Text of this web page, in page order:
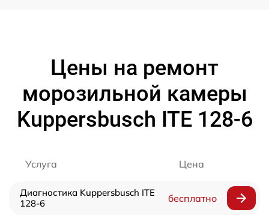
Цены на ремонт
морозильной камеры
Kuppersbusch ITE 128-6
Услуга Цена
Диагностика Kuppersbusch ITE
128-6
бесплатно